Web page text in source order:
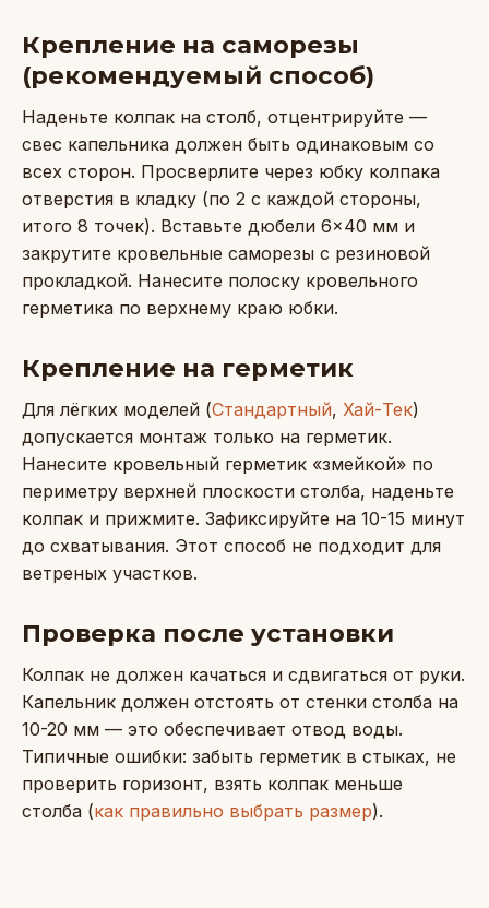
Крепление на саморезы
(рекомендуемый способ)
Наденьте колпак на столб, отцентрируйте —
свес капельника должен быть одинаковым со
всех сторон. Просверлите через юбку колпака
отверстия в кладку (по 2 с каждой стороны,
итого 8 точек). Вставьте дюбели 6×40 мм и
закрутите кровельные саморезы с резиновой
прокладкой. Нанесите полоску кровельного
герметика по верхнему краю юбки.
Крепление на герметик
Для лёгких моделей (Стандартный, Хай-Тек)
допускается монтаж только на герметик.
Нанесите кровельный герметик «змейкой» по
периметру верхней плоскости столба, наденьте
колпак и прижмите. Зафиксируйте на 10-15 минут
до схватывания. Этот способ не подходит для
ветреных участков.
Проверка после установки
Колпак не должен качаться и сдвигаться от руки.
Капельник должен отстоять от стенки столба на
10-20 мм — это обеспечивает отвод воды.
Типичные ошибки: забыть герметик в стыках, не
проверить горизонт, взять колпак меньше
столба (как правильно выбрать размер).